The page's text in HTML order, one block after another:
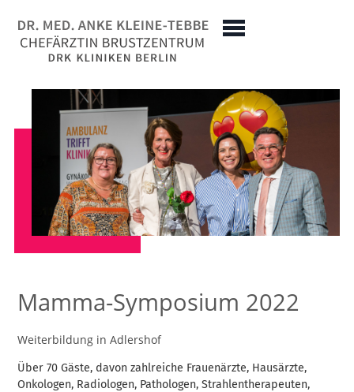
Mamma-Symposium 2022
Weiterbildung in Adlershof
Über 70 Gäste, davon zahlreiche Frauenärzte, Hausärzte,
Onkologen, Radiologen, Pathologen, Strahlentherapeuten,